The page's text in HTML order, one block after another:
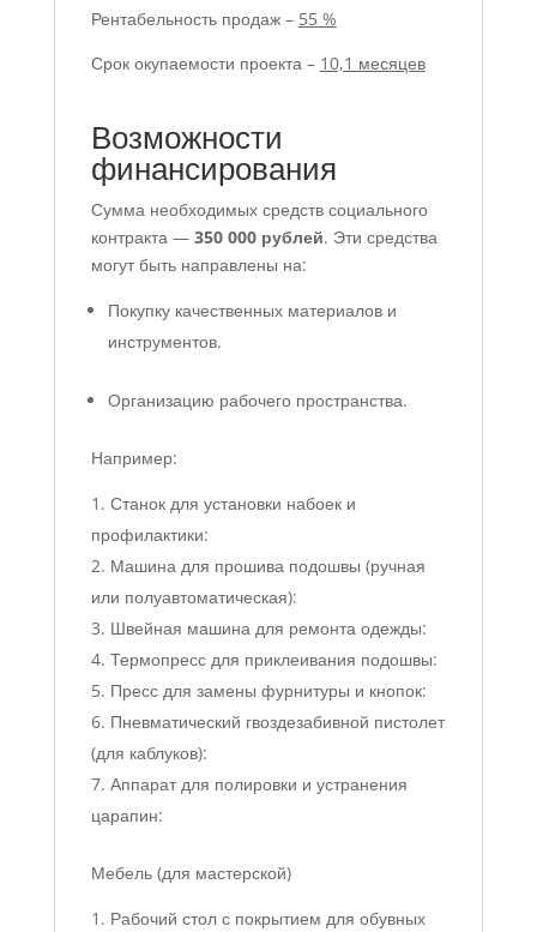
Рентабельность продаж – 55 %
Срок окупаемости проекта – 10,1 месяцев
Возможности
финансирования
Сумма необходимых средств социального
контракта — 350 000 рублей. Эти средства
могут быть направлены на:
Покупку качественных материалов и
инструментов.
Организацию рабочего пространства.
Например:
Станок для установки набоек и
профилактики:
Машина для прошива подошвы (ручная
или полуавтоматическая):
Швейная машина для ремонта одежды:
Термопресс для приклеивания подошвы:
Пресс для замены фурнитуры и кнопок:
Пневматический гвоздезабивной пистолет
(для каблуков):
Аппарат для полировки и устранения
царапин:
Мебель (для мастерской)
Рабочий стол с покрытием для обувных